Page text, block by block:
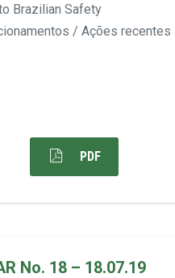
Brazilian Safety
/ Ações recentes
PDF
No. 18 – 18.07.19